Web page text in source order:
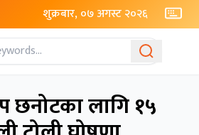
शुक्रबार, ०७ अगस्ट २०२६
छनोटका लागि १५